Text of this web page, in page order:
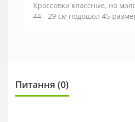
Кроссовки классные, но
44 - 29 см подошол 45
Питання (0)